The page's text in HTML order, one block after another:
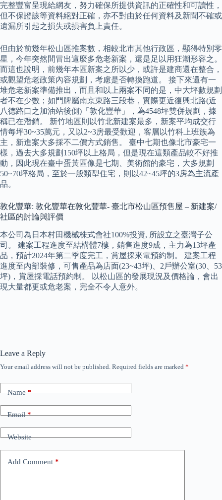
完整豐富呈現給網友，努力確保所提供資訊的正確性和可讀性，
但不保證該等資料絕對正確，亦不對由於任何資料及新聞不確或
遺漏所引起之損失或損害負上責任。
但由於前幾年松山區推案數，相較北市其他行政區，顯得特別零
星，今年突然間冒出這麼多危老新案，還是足以用狂潮形容之。
而這也說明，前幾年本區新案之所以少，或許是建商還在整合，
或觀望危老政策內容規劃，考慮是否轉換跑道。 接下來還有一
堆危老新案準備推出，而且和以上兩案不同的是，中大坪數規劃
者不在少數；如門牌屬南京東路三段巷，實際更近復興北路(近
八德路口之加油站後側)「敦化豐華」，為4548坪雙併規劃，據
稱已在潛銷。 新竹地區則以竹北新建案最多，新案平均成交行
情每坪30~35萬元，又以2~3房最受歡迎，客層以竹科上班族為
主，新進案大多採不二價方式銷售。 臺中七期也像北市豪宅一
樣，過去大多規劃150坪以上格局，但是現在這類產品較不好推
動，因此現在臺中蛋黃區像是七期、美術館的豪宅，大多規劃
50~70坪格局，至於一般類型住宅，則以42~45坪的3房為主流產
品。
敦化豐華: 敦化豐華在敦化豐華- 臺北市松山區預售屋 – 新建案/
社區的討論與評價
本公司為日本村田機械株式會社100%投資, 所設立之臺灣子公
司。 建案工程進度至結構體7樓，銷售進度9成，主力為13坪產
品，預計2024年第二季度完工，賞屋採來電預約制。 建案工程
進度至內部裝修，可售產品為店面(23~43坪)、2戶辦公室(30、53
坪)，賞屋採電話預約制。 以松山區的發展現況及價格論，會出
現大量都更或危老案，完全不令人意外。
Leave a Reply
Your email address will not be published. Required fields are marked *
Name*
Email*
Website
Add Comment *